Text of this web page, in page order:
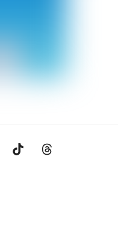
YouTube Tiktok